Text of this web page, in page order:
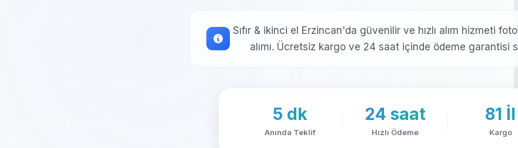
Sıfır & ikinci el Erzincan'da güvenilir ve hızlı alım hizmeti
alımı. Ücretsiz kargo ve 24 saat içinde ödeme garantisi
5 dk
Anında Teklif
24 saat
Hızlı Ödeme
81 İl
Kargo